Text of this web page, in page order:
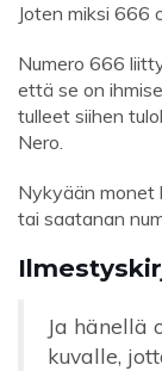
Joten miksi 666
Numero 666
että se on
tulleet siihen
Nero.
Nykyään monet
tai saatanan
Ja hänellä
kuvalle,